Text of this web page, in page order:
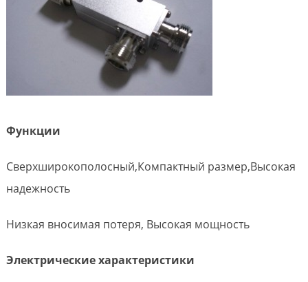
Функции
Сверхширокополосный,Компактный размер,Высокая
надежность
Низкая вносимая потеря, Высокая мощность
Электрические характеристики